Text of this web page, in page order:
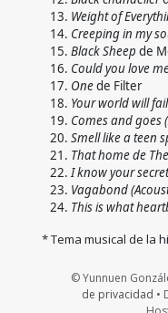
Weight of
Creeping in my
Black Sheep de
Could you love
Onede Filter
Your world will fail
Comes and goes
Smell like a teen
That home de
I know your
Vagabond
This is what
* Tema musical de la
© Yunnuen
de privacidad •